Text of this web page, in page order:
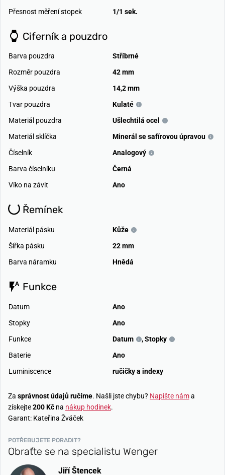
Přesnost měření stopek
1/1 sek.
Ciferník a pouzdro
Barva pouzdra
Stříbrné
Rozměr pouzdra
42 mm
Výška pouzdra
14,2 mm
Tvar pouzdra
Kulaté
Materiál pouzdra
Ušlechtilá ocel
Materiál sklíčka
Minerál se safírovou úpravou
Číselník
Analogový
Barva číselníku
Černá
Víko na závit
Ano
Řemínek
Materiál pásku
Kůže
Šířka pásku
22 mm
Barva náramku
Hnědá
Funkce
Datum
Ano
Stopky
Ano
Funkce
Datum ,Stopky
Baterie
Ano
Luminiscence
ručičky a indexy
Za správnost údajů ručíme. Našli jste chybu? Napište náma
získejte200 Kč na nákup hodinek.
Garant: Kateřina Žváček
POTŘEBUJETE PORADIT?
Obraťte se na specialistu Wenger
Jiří Štencek